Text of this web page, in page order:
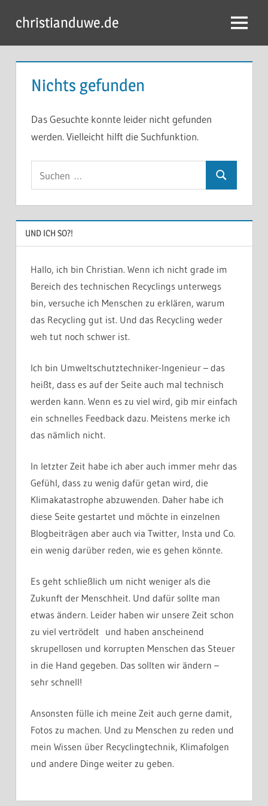
Inhalt
springen
christianduwe.de Menü
Nichts gefunden
Das Gesuchte konnte leider nicht gefunden
werden. Vielleicht hilft die Suchfunktion.
nach:
Suchen
UND ICH SO?!
Hallo, ich bin Christian. Wenn ich nicht grade im
Bereich des technischen Recyclings unterwegs
bin, versuche ich Menschen zu erklären, warum
das Recycling gut ist. Und das Recycling weder
weh tut noch schwer ist.
Ich bin Umweltschutztechniker-Ingenieur – das
heißt, dass es auf der Seite auch mal technisch
werden kann. Wenn es zu viel wird, gib mir einfach
ein schnelles Feedback dazu. Meistens merke ich
das nämlich nicht.
In letzter Zeit habe ich aber auch immer mehr das
Gefühl, dass zu wenig dafür getan wird, die
Klimakatastrophe abzuwenden. Daher habe ich
diese Seite gestartet und möchte in einzelnen
Blogbeiträgen aber auch via Twitter, Insta und Co.
ein wenig darüber reden, wie es gehen könnte.
Es geht schließlich um nicht weniger als die
Zukunft der Menschheit. Und dafür sollte man
etwas ändern. Leider haben wir unsere Zeit schon
zu viel vertrödelt und haben anscheinend
skrupellosen und korrupten Menschen das Steuer
in die Hand gegeben. Das sollten wir ändern –
sehr schnell!
Ansonsten fülle ich meine Zeit auch gerne damit,
Fotos zu machen. Und zu Menschen zu reden und
mein Wissen über Recyclingtechnik, Klimafolgen
und andere Dinge weiter zu geben.